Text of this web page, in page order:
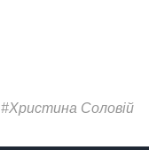
#Христина Соловій